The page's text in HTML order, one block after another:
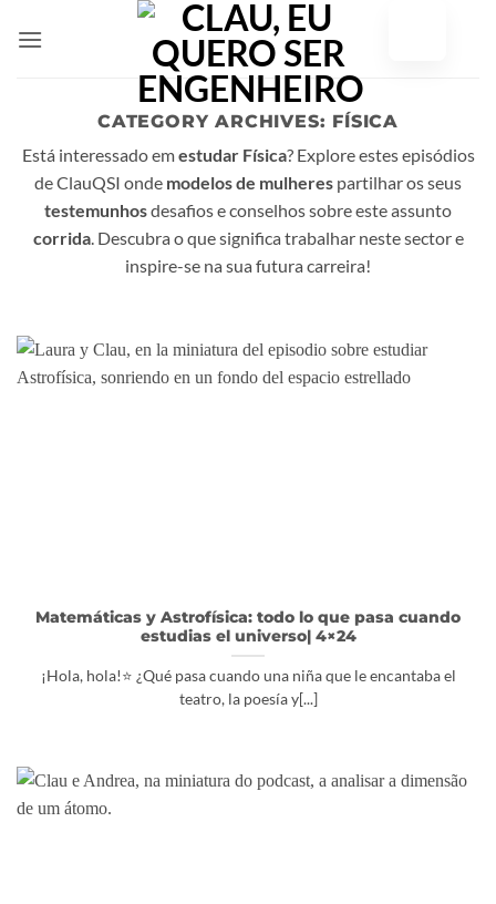
para
CATEGORY ARCHIVES: FÍSICA
Está interessado emestudar Física? Explore estes episódios
de ClauQSI onde modelos de mulheres partilhar os seus
testemunhosdesafios e conselhos sobre este assunto
corrida. Descubra o que significa trabalhar neste sector e
inspire-se na sua futura carreira!
Matemáticas y Astrofísica: todo lo que pasa cuando
estudias el universo| 4×24
¡Hola, hola!⭐️ ¿Qué pasa cuando una niña que le encantaba el
teatro, la poesía y[...]